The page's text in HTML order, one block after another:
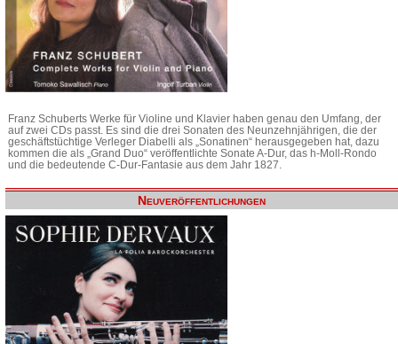
Franz Schuberts Werke für Violine und Klavier haben genau den Umfang, der
auf zwei CDs passt. Es sind die drei Sonaten des Neunzehnjährigen, die der
geschäftstüchtige Verleger Diabelli als „Sonatinen“ herausgegeben hat, dazu
kommen die als „Grand Duo“ veröffentlichte Sonate A-Dur, das h-Moll-Rondo
und die bedeutende C-Dur-Fantasie aus dem Jahr 1827.
Neuveröffentlichungen